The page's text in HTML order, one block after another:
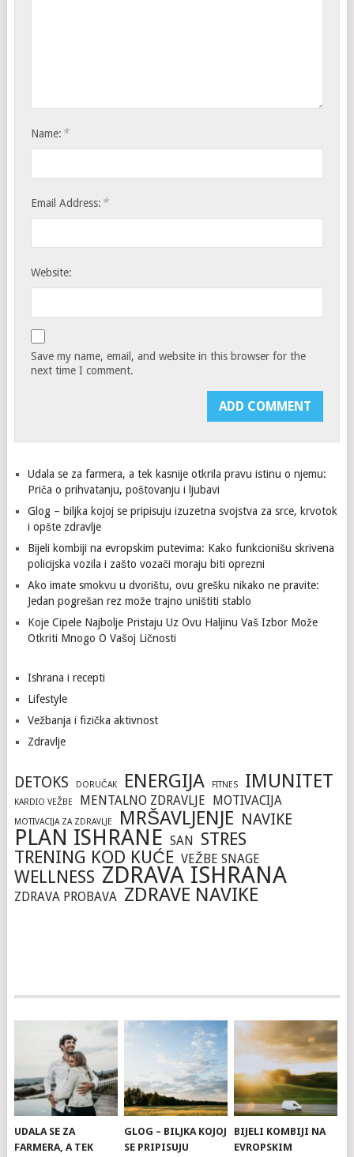
Name: *
Email Address: *
Website:
Save my name, email, and website in this browser for the
next time I comment.
Udala se za farmera, a tek kasnije otkrila pravu istinu o njemu:
Priča o prihvatanju, poštovanju i ljubavi
Glog – biljka kojoj se pripisuju izuzetna svojstva za srce, krvotok
i opšte zdravlje
Bijeli kombiji na evropskim putevima: Kako funkcionišu skrivena
policijska vozila i zašto vozači moraju biti oprezni
Ako imate smokvu u dvorištu, ovu grešku nikako ne pravite:
Jedan pogrešan rez može trajno uništiti stablo
Koje Cipele Najbolje Pristaju Uz Ovu Haljinu Vaš Izbor Može
Otkriti Mnogo O Vašoj Ličnosti
Ishrana i recepti
Lifestyle
Vežbanja i fizička aktivnost
Zdravlje
DETOKS DORUČAK ENERGIJA FITNES IMUNITET
KARDIO VEŽBE MENTALNO ZDRAVLJE MOTIVACIJA
MOTIVACIJA ZA ZDRAVLJE MRŠAVLJENJE NAVIKE
PLAN ISHRANE SAN STRES
TRENING KOD KUĆE VEŽBE SNAGE
WELLNESS ZDRAVA ISHRANA
ZDRAVA PROBAVA ZDRAVE NAVIKE
UDALA SE ZA
FARMERA, A TEK
GLOG – BILJKA KOJOJ
SE PRIPISUJU
BIJELI KOMBIJI NA
EVROPSKIM